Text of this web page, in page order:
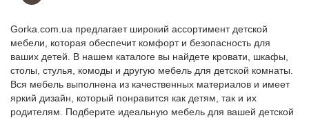
Gorka.com.ua предлагает широкий ассортимент детской
мебели, которая обеспечит комфорт и безопасность для
ваших детей. В нашем каталоге вы найдете кровати, шкафы,
столы, стулья, комоды и другую мебель для детской комнаты.
Вся мебель выполнена из качественных материалов и имеет
яркий дизайн, который понравится как детям, так и их
родителям. Подберите идеальную мебель для вашей детской